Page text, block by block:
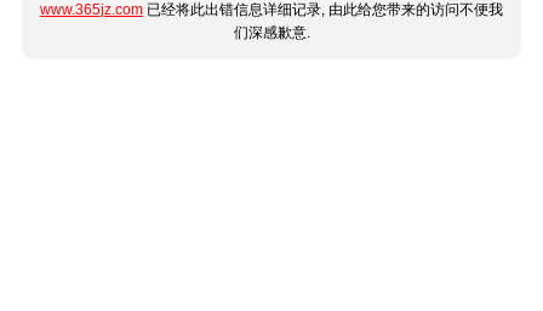
www.365jz.com 已经将此出错信息详细记录, 由此给您带来的访问不便我
们深感歉意.